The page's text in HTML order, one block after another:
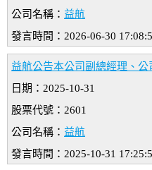
公司名稱： 益航
發言時間：2026-06-30
益航公告本公司副總經理、
日期：2025-10-31
股票代號：2601
公司名稱： 益航
發言時間：2025-10-31